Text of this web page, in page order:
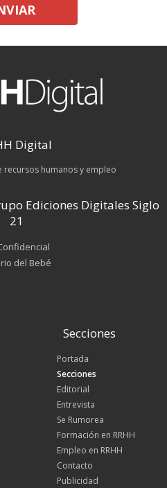
Digital
recursos humanos y empleo
Ediciones Digitales Siglo
21
del Bebé
Secciones
Portada
Secciones
Editorial
Entrevista
Se Rumorea
Formación en RRHH
Empleo en RRHH
Contacto
Publicidad